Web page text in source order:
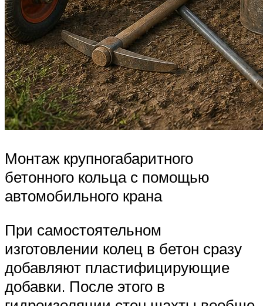
Монтаж крупногабаритного
бетонного кольца с помощью
автомобильного крана
При самостоятельном
изготовлении колец в бетон сразу
добавляют пластифицирующие
добавки. После этого в